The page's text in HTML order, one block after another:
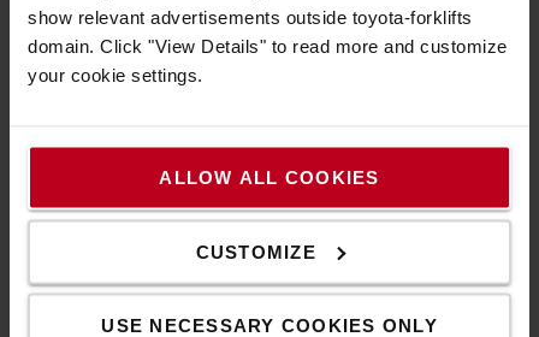
show relevant advertisements outside toyota-forklifts
domain. Click "View Details" to read more and customize
your cookie settings.
ALLOW ALL COOKIES
CUSTOMIZE
USE NECESSARY COOKIES ONLY